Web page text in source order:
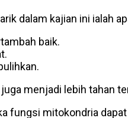
dalam kajian ini ialah
baik.
menjadi lebih tahan
fungsi mitokondria